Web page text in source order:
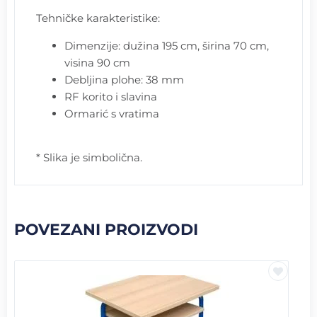
Tehničke karakteristike:
Dimenzije: dužina 195 cm, širina 70 cm,
visina 90 cm
Debljina plohe: 38 mm
RF korito i slavina
Ormarić s vratima
* Slika je simbolična.
POVEZANI PROIZVODI